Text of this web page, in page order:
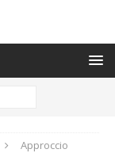
Approccio